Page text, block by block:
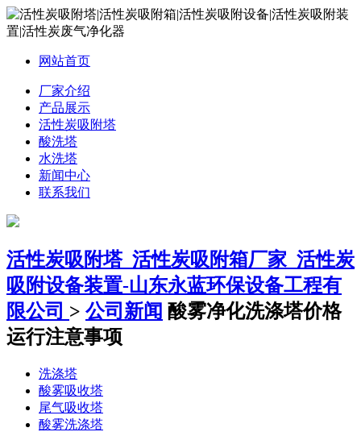
网站首页
厂家介绍
产品展示
活性炭吸附塔
酸洗塔
水洗塔
新闻中心
联系我们
活性炭吸附塔_活性炭吸附箱厂家_活性炭
吸附设备装置-山东永蓝环保设备工程有
限公司 > 公司新闻 酸雾净化洗涤塔价格
运行注意事项
洗涤塔
酸雾吸收塔
尾气吸收塔
酸雾洗涤塔